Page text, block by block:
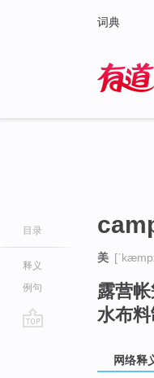
词典
目录
释义
例句
美
露营
水布
网络释